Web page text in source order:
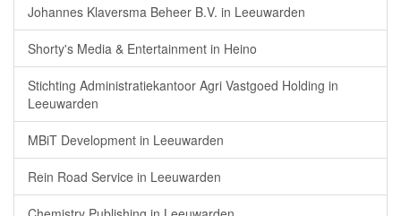
Johannes Klaversma Beheer B.V. in Leeuwarden
Shorty's Media & Entertainment in Heino
Stichting Administratiekantoor Agri Vastgoed Holding in
Leeuwarden
MBiT Development in Leeuwarden
Rein Road Service in Leeuwarden